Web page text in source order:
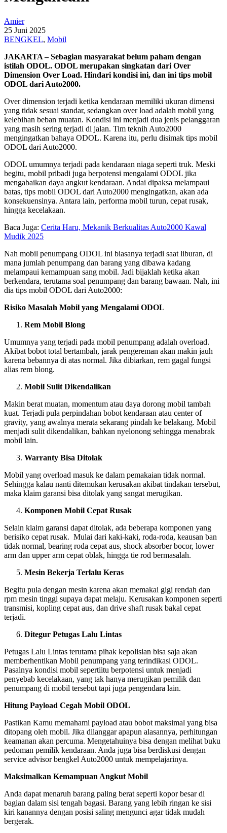
Amier
25 Juni 2025
BENGKEL, Mobil
JAKARTA – Sebagian masyarakat belum paham dengan
istilah ODOL. ODOL merupakan singkatan dari Over
Dimension Over Load. Hindari kondisi ini, dan ini tips mobil
ODOL dari Auto2000.
Over dimension terjadi ketika kendaraan memiliki ukuran dimensi
yang tidak sesuai standar, sedangkan over load adalah mobil yang
kelebihan beban muatan. Kondisi ini menjadi dua jenis pelanggaran
yang masih sering terjadi di jalan. Tim teknih Auto2000
mengingatkan bahaya ODOL. Karena itu, perlu disimak tips mobil
ODOL dari Auto2000.
ODOL umumnya terjadi pada kendaraan niaga seperti truk. Meski
begitu, mobil pribadi juga berpotensi mengalami ODOL jika
mengabaikan daya angkut kendaraan. Andai dipaksa melampaui
batas, tips mobil ODOL dari Auto2000 mengingatkan, akan ada
konsekuensinya. Antara lain, performa mobil turun, cepat rusak,
hingga kecelakaan.
Baca Juga: Cerita Haru, Mekanik Berkualitas Auto2000 Kawal
Mudik 2025
Nah mobil penumpang ODOL ini biasanya terjadi saat liburan, di
mana jumlah penumpang dan barang yang dibawa kadang
melampaui kemampuan sang mobil. Jadi bijaklah ketika akan
berkendara, terutama soal penumpang dan barang bawaan. Nah, ini
dia tips mobil ODOL dari Auto2000:
Risiko Masalah Mobil yang Mengalami ODOL
Rem Mobil Blong
Umumnya yang terjadi pada mobil penumpang adalah overload.
Akibat bobot total bertambah, jarak pengereman akan makin jauh
karena bebannya di atas normal. Jika dibiarkan, rem gagal fungsi
alias rem blong.
Mobil Sulit Dikendalikan
Makin berat muatan, momentum atau daya dorong mobil tambah
kuat. Terjadi pula perpindahan bobot kendaraan atau center of
gravity, yang awalnya merata sekarang pindah ke belakang. Mobil
menjadi sulit dikendalikan, bahkan nyelonong sehingga menabrak
mobil lain.
Warranty Bisa Ditolak
Mobil yang overload masuk ke dalam pemakaian tidak normal.
Sehingga kalau nanti ditemukan kerusakan akibat tindakan tersebut,
maka klaim garansi bisa ditolak yang sangat merugikan.
Komponen Mobil Cepat Rusak
Selain klaim garansi dapat ditolak, ada beberapa komponen yang
berisiko cepat rusak. Mulai dari kaki-kaki, roda-roda, keausan ban
tidak normal, bearing roda cepat aus, shock absorber bocor, lower
arm dan upper arm cepat oblak, hingga tie rod bermasalah.
Mesin Bekerja Terlalu Keras
Begitu pula dengan mesin karena akan memakai gigi rendah dan
rpm mesin tinggi supaya dapat melaju. Kerusakan komponen seperti
transmisi, kopling cepat aus, dan drive shaft rusak bakal cepat
terjadi.
Ditegur Petugas Lalu Lintas
Petugas Lalu Lintas terutama pihak kepolisian bisa saja akan
memberhentikan Mobil penumpang yang terindikasi ODOL.
Pasalnya kondisi mobil sepertiitu berpotensi untuk menjadi
penyebab kecelakaan, yang tak hanya merugikan pemilik dan
penumpang di mobil tersebut tapi juga pengendara lain.
Hitung Payload Cegah Mobil ODOL
Pastikan Kamu memahami payload atau bobot maksimal yang bisa
ditopang oleh mobil. Jika dilanggar apapun alasannya, perhitungan
keamanan akan percuma. Mengetahuinya bisa dengan melihat buku
pedoman pemilik kendaraan. Anda juga bisa berdiskusi dengan
service advisor bengkel Auto2000 untuk mempelajarinya.
Maksimalkan Kemampuan Angkut Mobil
Anda dapat menaruh barang paling berat seperti kopor besar di
bagian dalam sisi tengah bagasi. Barang yang lebih ringan ke sisi
kiri kanannya dengan posisi saling mengunci agar tidak mudah
bergerak.